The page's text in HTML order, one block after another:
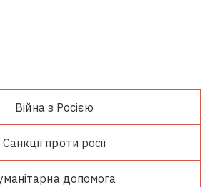
Війна з Росією
Санкції проти росії
допомога